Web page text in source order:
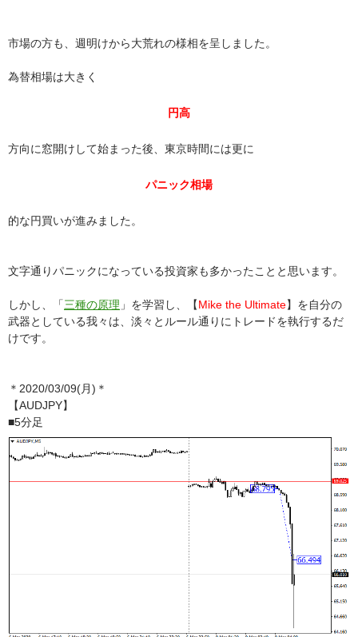
市場の方も、週明けから大荒れの様相を呈しました。
為替相場は大きく
円高
方向に窓開けして始まった後、東京時間には更に
パニック相場
的な円買いが進みました。
文字通りパニックになっている投資家も多かったことと思います。
しかし、「三種の原理 」を学習し、【Mike the Ultimate】を自分の
武器としている我々は、淡々とルール通りにトレードを執行するだ
けです。
＊2020/03/09(月)＊
【AUDJPY】
■5分足